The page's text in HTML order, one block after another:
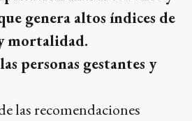
genera altos índices de
mortalidad.
personas gestantes y
las recomendaciones